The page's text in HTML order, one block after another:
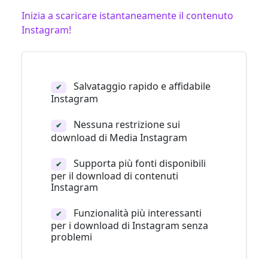
Inizia a scaricare istantaneamente il contenuto
Instagram!
✔
Salvataggio rapido e affidabile
Instagram
✔
Nessuna restrizione sui
download di Media Instagram
✔
Supporta più fonti disponibili
per il download di contenuti
Instagram
✔
Funzionalità più interessanti
per i download di Instagram senza
problemi